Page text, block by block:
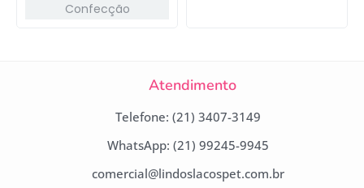
Confecção
Atendimento
Telefone: (21) 3407-3149
WhatsApp: (21) 99245-9945
comercial@lindoslacospet.com.br